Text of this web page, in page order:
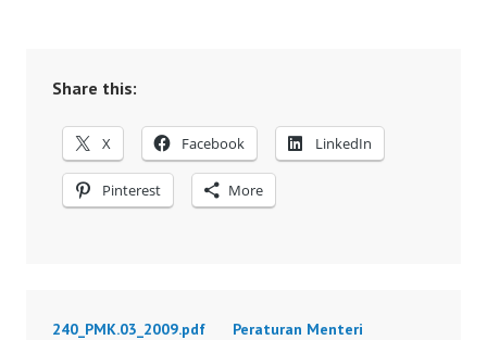
Share this:
X Facebook LinkedIn
Pinterest More
240_PMK.03_2009.pdf
Peraturan Menteri